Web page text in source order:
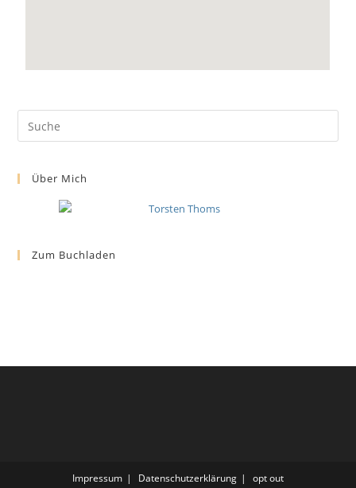
Über Mich
Zum Buchladen
Impressum Datenschutzerklärung opt out